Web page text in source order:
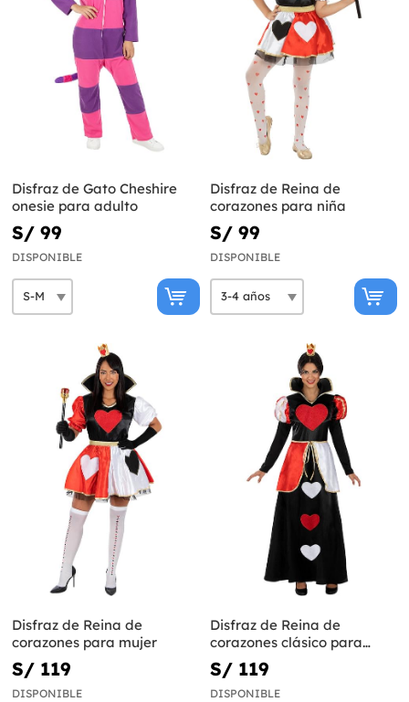
Disfraz de Gato Cheshire
onesie para adulto
S/ 99
DISPONIBLE
Disfraz de Reina de
corazones para niña
S/ 99
DISPONIBLE
Disfraz de Reina de
corazones para mujer
S/ 119
DISPONIBLE
Disfraz de Reina de
corazones clásico para
mujer
S/ 119
DISPONIBLE